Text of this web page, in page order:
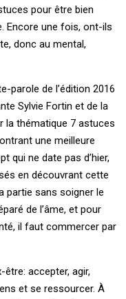
pour être bien
Encore une fois, ont-ils
donc au mental,
parole de l’édition 2016
Sylvie Fortin et de la
la thématique 7 astuces
une meilleure
qui ne date pas d’hier,
en découvrant cette
partie sans soigner le
de l’âme, et pour
il faut commercer par
accepter, agir,
et se ressourcer. À